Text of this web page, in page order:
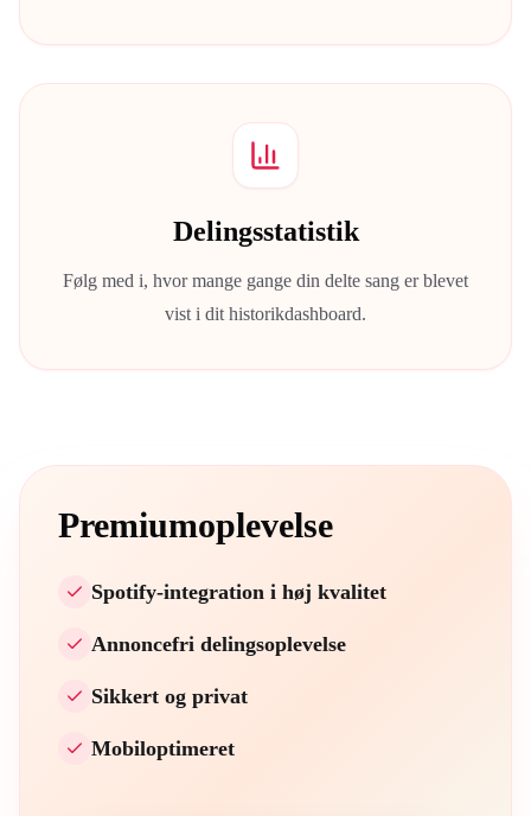
Delingsstatistik
Følg med i, hvor mange gange din delte sang er blevet
vist i dit historikdashboard.
Premiumoplevelse
Spotify-integration i høj kvalitet
Annoncefri delingsoplevelse
Sikkert og privat
Mobiloptimeret